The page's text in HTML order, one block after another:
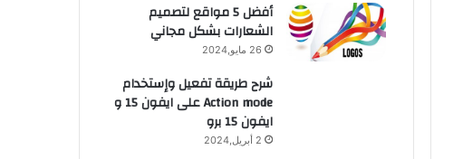
أفضل 5 مواقع لتصميم
الشعارات بشكل مجاني
26 مايو,2024
شرح طريقة تفعيل وإستخدام
Action mode على ايفون 15 و
ايفون 15 برو
2 أبريل,2024